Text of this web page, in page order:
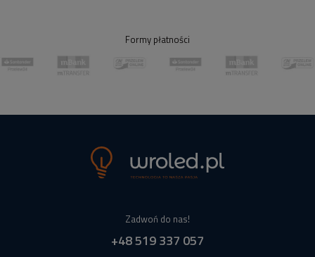
Formy płatności
Zadwoń do nas!
+48 519 337 057